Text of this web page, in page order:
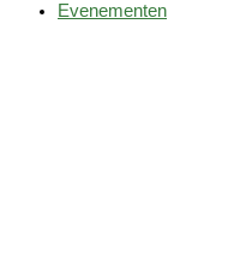
Evenementen